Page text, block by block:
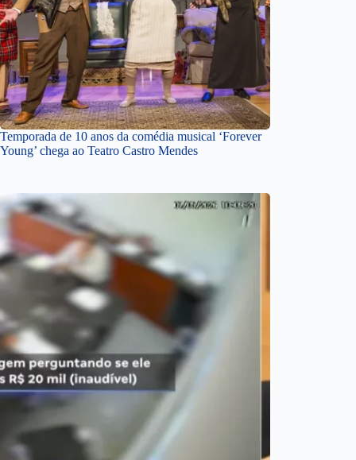
Temporada de 10 anos da comédia musical ‘Forever
Young’ chega ao Teatro Castro Mendes